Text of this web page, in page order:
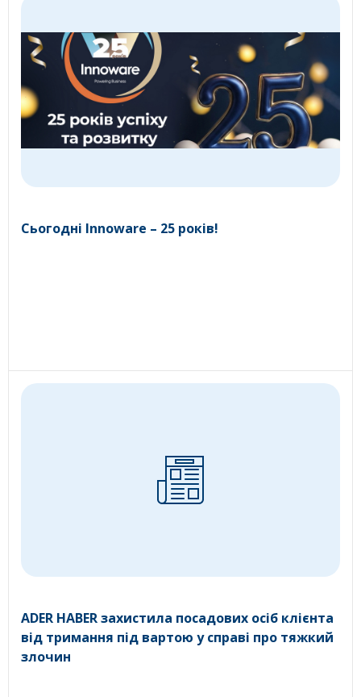
Сьогодні Innoware – 25 років!
ADER HABER захистила посадових осіб клієнта
від тримання під вартою у справі про тяжкий
злочин